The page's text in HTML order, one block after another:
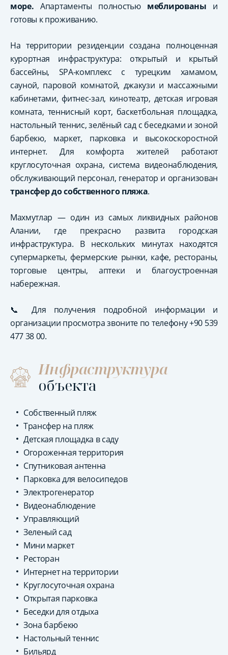
море. Апартаменты полностью меблированы и
готовы к проживанию.
На территории резиденции создана полноценная
курортная инфраструктура: открытый и крытый
бассейны, SPA-комплекс с турецким хамамом,
сауной, паровой комнатой, джакузи и массажными
кабинетами, фитнес-зал, кинотеатр, детская игровая
комната, теннисный корт, баскетбольная площадка,
настольный теннис, зелёный сад с беседками и зоной
барбекю, маркет, парковка и высокоскоростной
интернет. Для комфорта жителей работают
круглосуточная охрана, система видеонаблюдения,
обслуживающий персонал, генератор и организован
трансфер до собственного пляжа.
Махмутлар — один из самых ликвидных районов
Алании, где прекрасно развита городская
инфраструктура. В нескольких минутах находятся
супермаркеты, фермерские рынки, кафе, рестораны,
торговые центры, аптеки и благоустроенная
набережная.
📞 Для получения подробной информации и
организации просмотра звоните по телефону +90 539
477 38 00.
Инфраструктура
объекта
Собственный пляж
Трансфер на пляж
Детская площадка в саду
Огороженная территория
Спутниковая антенна
Парковка для велосипедов
Электрогенератор
Видеонаблюдение
Управляющий
Зеленый сад
Мини маркет
Ресторан
Интернет на территории
Круглосуточная охрана
Открытая парковка
Беседки для отдыха
Зона барбекю
Настольный теннис
Бильярд